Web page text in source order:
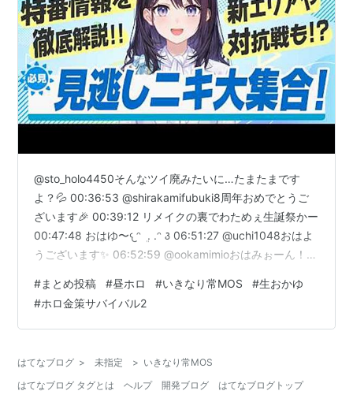
@sto_holo4450そんなツイ廃みたいに…たまたまです
よ？💦 00:36:53 @shirakamifubuki8周年おめでとうご
ざいます🎉 00:39:12 リメイクの裏でわためぇ生誕祭かー
00:47:48 おはゆ〜𐔌ᵔ ܸ . .ᵔ ꣓ 06:51:27 @uchi1048おはよ
うございます✨ 06:52:59 @ookamimioおはみぉーん！
@raptor1994_qcおはようございます✨ 06:56:42
@tenraiookiおはようございます✨ 07:00:17
@chokominto222おはよ…
#まとめ投稿 #昼ホロ #いきなり常MOS #生おかゆ
#ホロ金策サバイバル2
はてなブログ > 未指定 > いきなり常MOS
はてなブログ タグとは
ヘルプ 開発ブログ はてなブログトップ